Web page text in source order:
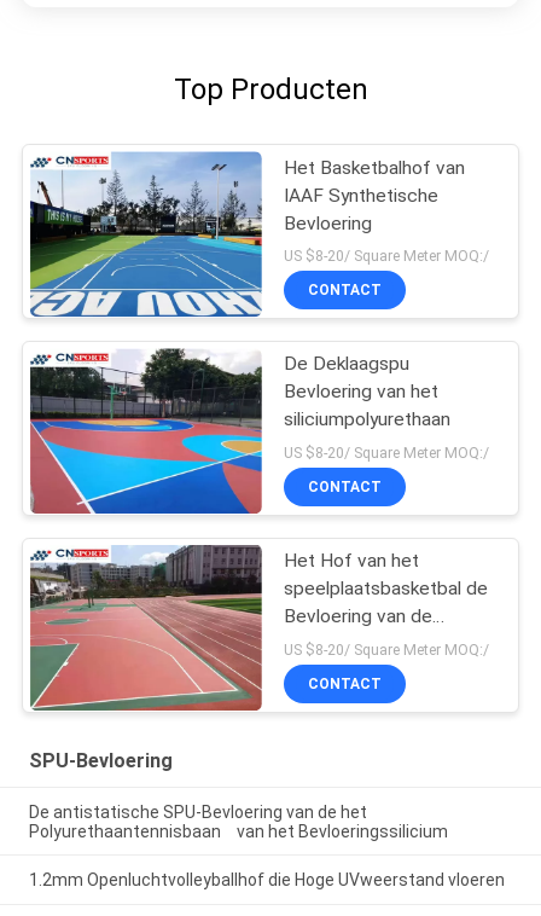
Top Producten
Het Basketbalhof van
IAAF Synthetische
Bevloering
US $8-20/ Square Meter MOQ:/
CONTACT
De Deklaagspu
Bevloering van het
siliciumpolyurethaan
US $8-20/ Square Meter MOQ:/
CONTACT
Het Hof van het
speelplaatsbasketbal de
Bevloering van de
Spelconcurrentie SPU
US $8-20/ Square Meter MOQ:/
CONTACT
SPU-Bevloering
De antistatische SPU-Bevloering van de het
Polyurethaantennisbaan van het Bevloeringssilicium
1.2mm Openluchtvolleyballhof die Hoge UVweerstand vloeren